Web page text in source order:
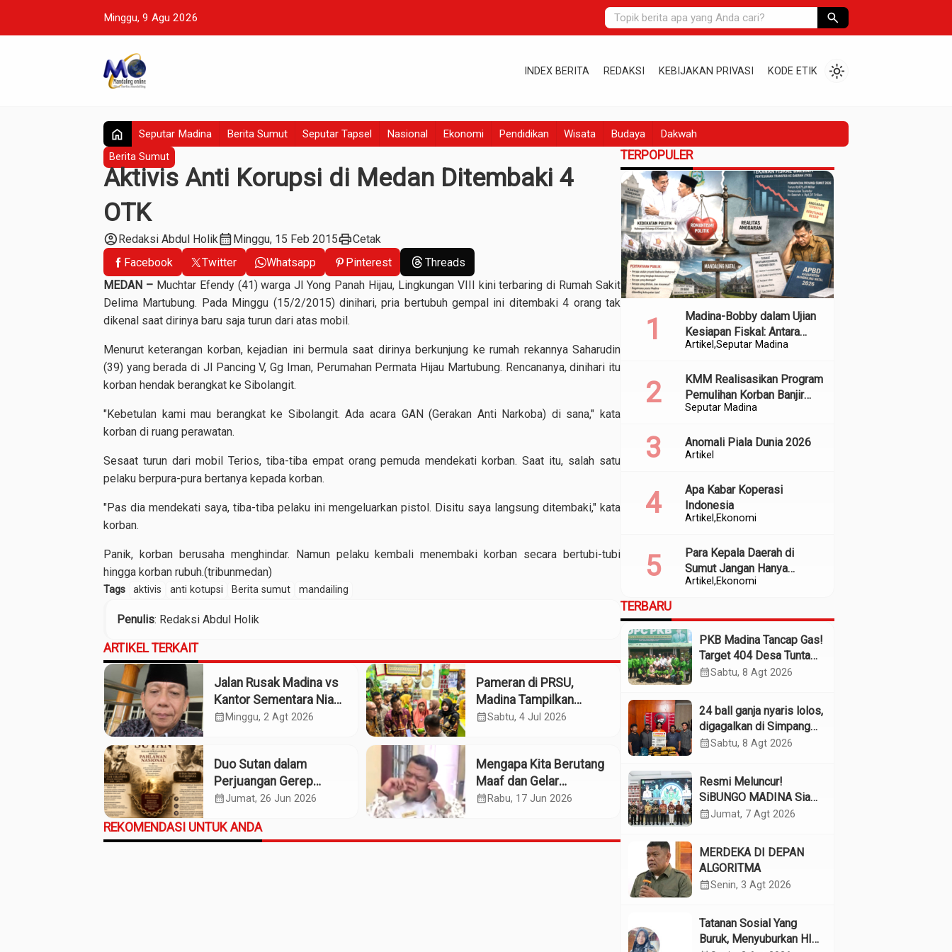
Minggu, 9 Agu 2026 search
INDEX BERITA REDAKSI KEBIJAKAN PRIVASI KODE ETIK light_mode
home Seputar Madina Berita Sumut Seputar Tapsel Nasional Ekonomi Pendidikan Wisata Budaya Dakwah
Berita Sumut
Aktivis Anti Korupsi di Medan Ditembaki 4
OTK
account_circleRedaksi Abdul Holikcalendar_monthMinggu, 15 Feb 2015printCetak
Facebook
Twitter Whatsapp Pinterest
Threads
MEDAN –Muchtar Efendy (41) warga Jl Yong Panah Hijau, Lingkungan VIII kini terbaring di Rumah Sakit
Delima Martubung. Pada Minggu (15/2/2015) dinihari, pria bertubuh gempal ini ditembaki 4 orang tak
dikenal saat dirinya baru saja turun dari atas mobil.
Menurut keterangan korban, kejadian ini bermula saat dirinya berkunjung ke rumah rekannya Saharudin
(39) yang berada di Jl Pancing V, Gg Iman, Perumahan Permata Hijau Martubung. Rencananya, dinihari itu
korban hendak berangkat ke Sibolangit.
"Kebetulan kami mau berangkat ke Sibolangit. Ada acara GAN (Gerakan Anti Narkoba) di sana," kata
korban di ruang perawatan.
Sesaat turun dari mobil Terios, tiba-tiba empat orang pemuda mendekati korban. Saat itu, salah satu
pelaku berpura-pura bertanya kepada korban.
"Pas dia mendekati saya, tiba-tiba pelaku ini mengeluarkan pistol. Disitu saya langsung ditembaki," kata
korban.
Panik, korban berusaha menghindar. Namun pelaku kembali menembaki korban secara bertubi-tubi
hingga korban rubuh.(tribunmedan)
Tags aktivis anti kotupsi Berita sumut mandailing
Penulis: Redaksi Abdul Holik
ARTIKEL TERKAIT
Jalan Rusak Madina vs
Kantor Sementara Nias:
Kebijakan Pilih Kasih
calendar_month Minggu, 2 Agt 2026
Pameran di PRSU,
Madina Tampilkan
Produk UMKM
calendar_monthSabtu, 4 Jul 2026
Duo Sutan dalam
Perjuangan Gerep
Institute Naik ke
Nasional
calendar_monthJumat, 26 Jun 2026
Mengapa Kita Berutang
Maaf dan Gelar
Pahlawan pada Sosok
calendar_month Rabu, 17 Jun 2026
REKOMENDASI UNTUK ANDA
TERPOPULER
Artikel Seputar Madina
Madina-Bobby dalam Ujian
Kesiapan Fiskal: Antara
Kedekatan Politik dan
Seputar Madina
KMM Realisasikan Program
Pemulihan Korban Banjir
dan Longsor di Kabupaten
Artikel
Anomali Piala Dunia 2026
Artikel Ekonomi
Apa Kabar Koperasi
Indonesia
Artikel Ekonomi
Para Kepala Daerah di
Sumut Jangan Hanya
Meratapi Minimnya Transfer
TERBARU
PKB Madina Tancap Gas!
Target 404 Desa Tuntas
Desember, “Pengurus
calendar_monthSabtu, 8 Agt 2026
24 ball ganja nyaris lolos,
digagalkan di Simpang
Empat Panyabungan
calendar_monthSabtu, 8 Agt 2026
Resmi Meluncur!
SiBUNGO MADINA Siap
Optimalkan Pendapatan
calendar_monthJumat, 7 Agt 2026
MERDEKA DI DEPAN
ALGORITMA
calendar_monthSenin, 3 Agt 2026
Tatanan Sosial Yang
Buruk, Menyuburkan HIV